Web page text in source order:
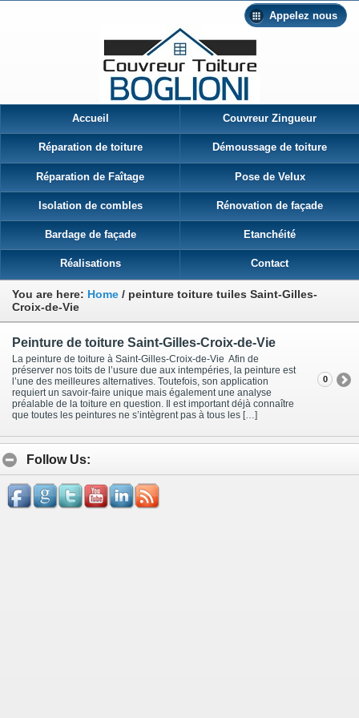
Appelez nous
Accueil Couvreur Zingueur
Réparation de toiture Démoussage de toiture
Réparation de Faîtage Pose de Velux
Isolation de combles Rénovation de façade
Bardage de façade Etanchéité
Réalisations Contact
You are here: Home / peinture toiture tuiles Saint-Gilles-
Croix-de-Vie
Peinture de toiture Saint-Gilles-Croix-de-Vie
La peinture de toiture à Saint-Gilles-Croix-de-Vie Afin de
préserver nos toits de l’usure due aux intempéries, la peinture est
l’une des meilleures alternatives. Toutefois, son application
requiert un savoir-faire unique mais également une analyse
préalable de la toiture en question. Il est important déjà connaître
que toutes les peintures ne s’intègrent pas à tous les […]
0
Follow Us: